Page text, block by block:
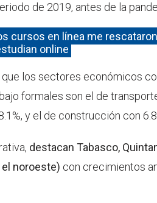
de 2019, antes de la
cursos en línea me
online
que los sectores económicos
formales son el de
y el de construcción con
destacan Tabasco,
noroeste) con crecimientos